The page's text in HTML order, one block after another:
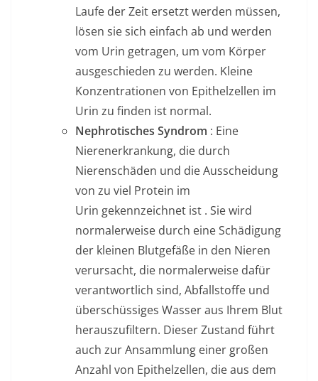
Laufe der Zeit ersetzt werden müssen,
lösen sie sich einfach ab und werden
vom Urin getragen, um vom Körper
ausgeschieden zu werden. Kleine
Konzentrationen von Epithelzellen im
Urin zu finden ist normal.
Nephrotisches Syndrom : Eine
Nierenerkrankung, die durch
Nierenschäden und die Ausscheidung
von zu viel Protein im
Urin gekennzeichnet ist . Sie wird
normalerweise durch eine Schädigung
der kleinen Blutgefäße in den Nieren
verursacht, die normalerweise dafür
verantwortlich sind, Abfallstoffe und
überschüssiges Wasser aus Ihrem Blut
herauszufiltern. Dieser Zustand führt
auch zur Ansammlung einer großen
Anzahl von Epithelzellen, die aus dem